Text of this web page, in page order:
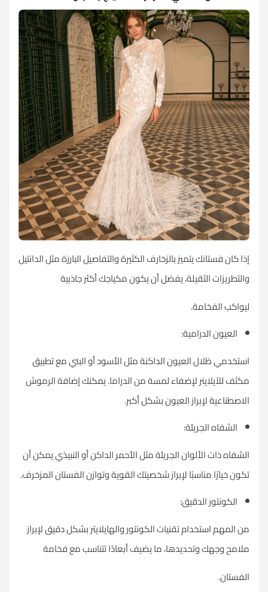
كان فستانك يتميز بالزخارف الكثيرة والتفاصيل البارزة مثل الدانتيل
الثقيلة، يفضل أن يكون مكياجك أكثر جاذبية
الفخامة.
العيون الدرامية:
ظلال العيون الداكنة مثل الأسود أو البني مع تطبيق
للآيلاينر لإضفاء لمسة من الدراما. يمكنك إضافة الرموش
لإبراز العيون بشكل أكبر.
الشفاه الجريئة:
ذات الألوان الجريئة مثل الأحمر الداكن أو النبيذي يمكن أن
خيارًا مناسبًا لإبراز شخصيتك القوية وتوازن الفستان المزخرف.
الكونتور الدقيق:
المهم استخدام تقنيات الكونتور والهايلايتر بشكل دقيق لإبراز
وجهك وتحديدها، ما يضيف أبعادًا تتناسب مع فخامة